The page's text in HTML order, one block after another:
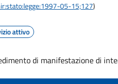
05-15;127)
attivo
di manifestazione di